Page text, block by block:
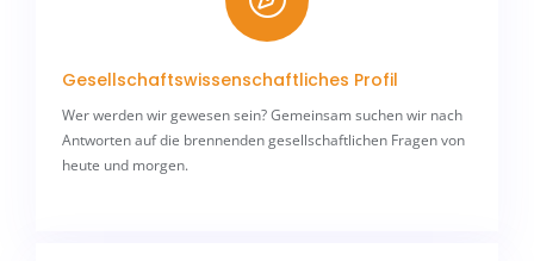
Gesellschaftswissenschaftliches Profil
Wer werden wir gewesen sein? Gemeinsam suchen wir nach
Antworten auf die brennenden gesellschaftlichen Fragen von
heute und morgen.